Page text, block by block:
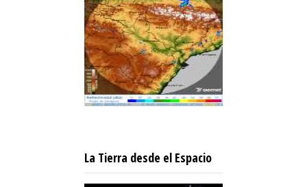
La Tierra desde el Espacio